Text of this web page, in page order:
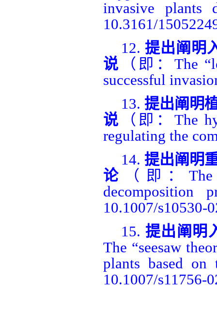
invasive plants
10.3161/
12. 提出阐明
说
（即： The
successful
13. 提出阐明
说
（即： The
regulating the
14. 提出阐明
论
（即：
decomposition
10.1007/s10530-
15. 提出阐明
The “seesaw
plants based on
10.1007/s11756-